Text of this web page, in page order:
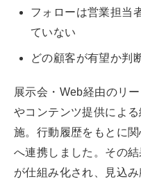
フォローは営業担当
ていない
どの顧客が有望か判
展示会・Web経由のリ
やコンテンツ提供によ
施。行動履歴をもとに
へ連携しました。その
が仕組み化され、見込